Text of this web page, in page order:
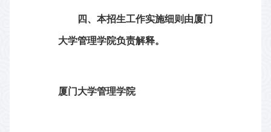
四、本招生工作实施细则由厦门
大学管理学院负责解释。
厦门大学管理学院